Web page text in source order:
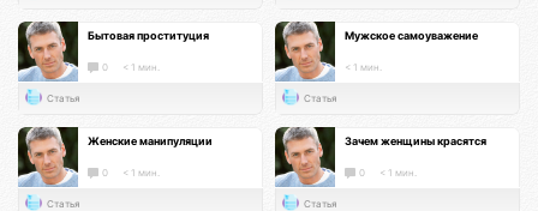
Бытовая проституция
0 < 1 мин.
Статья
Мужское самоуважение
< 1 мин.
Статья
Женские манипуляции
0 < 1 мин.
Статья
Зачем женщины красятся
0 < 1 мин.
Статья